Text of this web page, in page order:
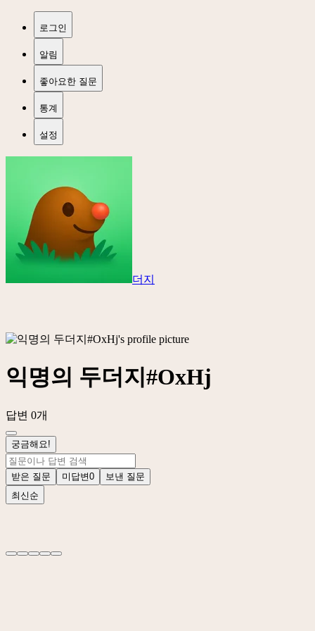
로그인
알림
좋아요한 질문
통계
설정
더지
익명의 두더지#OxHj
답변 0개
궁금해요!
받은 질문 미답변0
보낸 질문
최신순